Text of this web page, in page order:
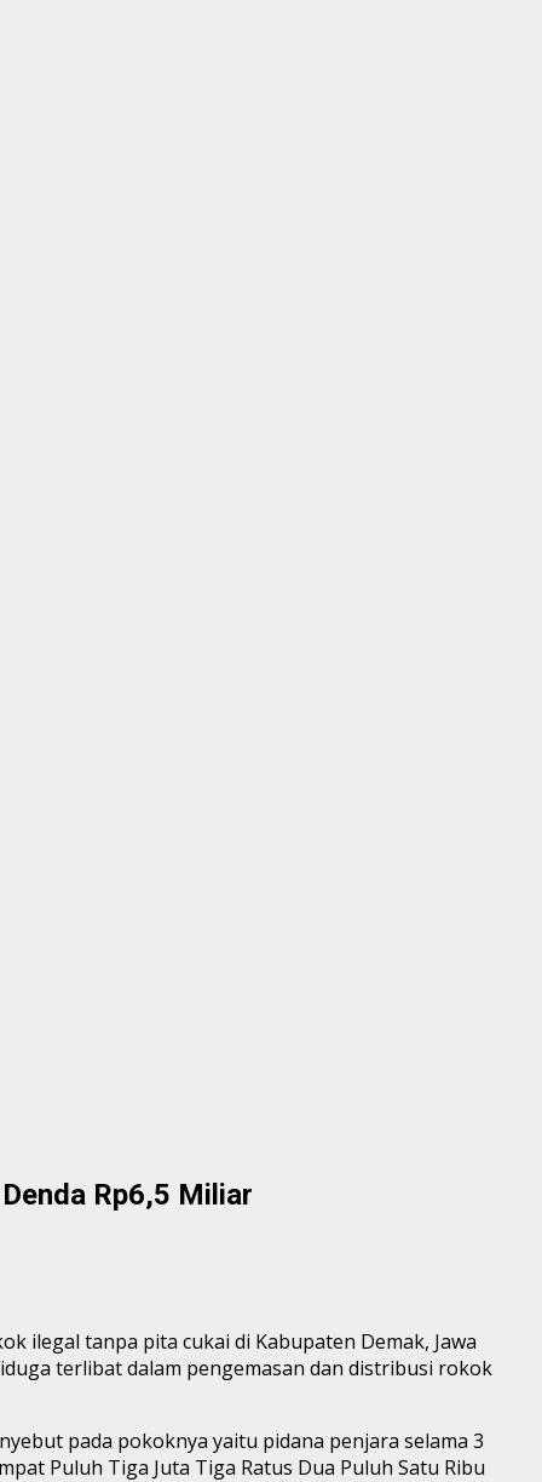
Rp6,5 Miliar
ilegal tanpa pita cukai di Kabupaten Demak, Jawa
terlibat dalam pengemasan dan distribusi rokok
pada pokoknya yaitu pidana penjara selama 3
Puluh Tiga Juta Tiga Ratus Dua Puluh Satu Ribu